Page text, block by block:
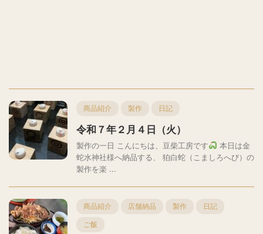
商品紹介 製作 日記
令和７年２月４日（火）
製作の一日 こんにちは、豆柴工房です
本日は金
蛇水神社様へ納品する、 狛白蛇（こましろへび）の
製作を楽 ...
商品紹介 店舗納品 製作 日記
ご飯